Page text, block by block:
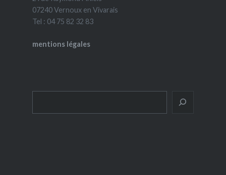
07240 Vernoux en Vivarais
Tel : 04 75 82 32 83
mentions légales